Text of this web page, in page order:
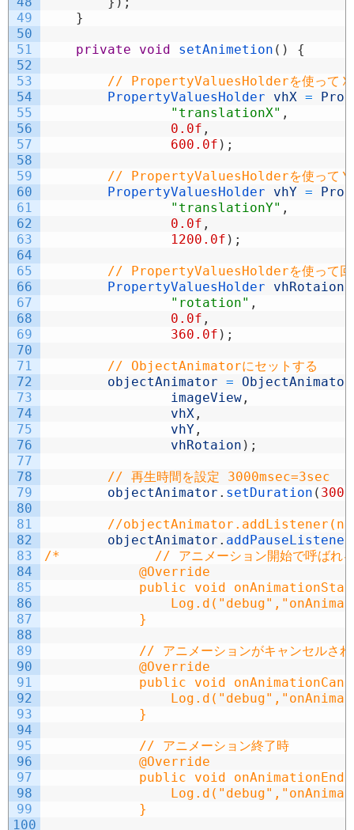
49
50
51
52
53
54
55
56
57
58
59
60
61
62
63
64
65
66
67
68
69
70
71
72
73
74
75
76
77
78
79
80
81
82
83
84
85
86
87
88
89
90
91
92
93
94
95
96
97
98
99
100
}
private void setAnimetion ( ) {
// PropertyValuesHolderを使ってＸ
PropertyValuesHolder vhX =
"translationX" ,
0.0f ,
600.0f ) ;
// PropertyValuesHolderを使ってＹ
PropertyValuesHolder vhY =
"translationY" ,
0.0f ,
1200.0f ) ;
// PropertyValuesHolderを使って回
PropertyValuesHolder vhRotaion
"rotation" ,
0.0f ,
360.0f ) ;
// ObjectAnimatorにセットする
objectAnimator = ObjectAnimator
imageView ,
vhX ,
vhY ,
vhRotaion ) ;
// 再生時間を設定 3000msec=3sec
objectAnimator . setDuration ( 3000
//
objectAnimator . addPauseListener
/*            // アニメーション開始で呼ばれ
@Override
public void
}
// アニメーションがキャンセルされる
@Override
public void
}
// アニメーション終了時
@Override
public void
}